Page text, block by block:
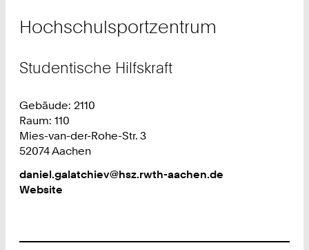
Hochschulsportzentrum
Studentische Hilfskraft
Gebäude: 2110
Raum: 110
Mies-van-der-Rohe-Str. 3
52074 Aachen
Work
daniel.galatchiev@hsz.rwth-aachen.de
Website